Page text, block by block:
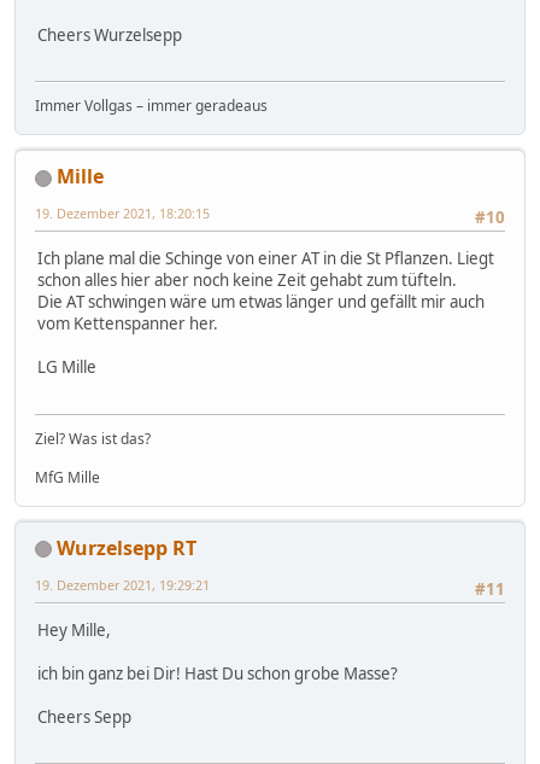
Cheers Wurzelsepp
Immer Vollgas – immer geradeaus
Mille
#10
19. Dezember 2021, 18:20:15
Ich plane mal die Schinge von einer AT in die St Pflanzen. Liegt
schon alles hier aber noch keine Zeit gehabt zum tüfteln.
Die AT schwingen wäre um etwas länger und gefällt mir auch
vom Kettenspanner her.
LG Mille
Ziel? Was ist das?
MfG Mille
Wurzelsepp RT
#11
19. Dezember 2021, 19:29:21
Hey Mille,
ich bin ganz bei Dir! Hast Du schon grobe Masse?
Cheers Sepp